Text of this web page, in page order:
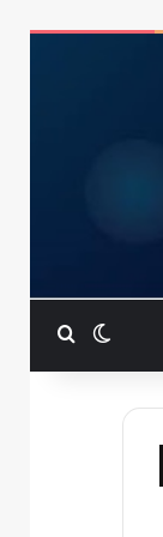
الوضعبحث